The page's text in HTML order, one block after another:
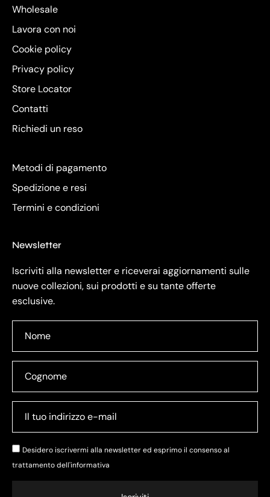
Wholesale
Lavora con noi
Cookie policy
Privacy policy
Store Locator
Contatti
Richiedi un reso
Metodi di pagamento
Spedizione e resi
Termini e condizioni
Newsletter
Iscriviti alla newsletter e riceverai aggiornamenti sulle
nuove collezioni, sui prodotti e su tante offerte
esclusive.
Desidero iscrivermi alla newsletter ed esprimo il consenso al
trattamento dell'informativa